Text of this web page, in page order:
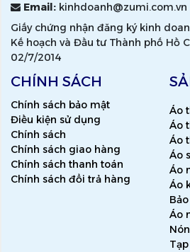
Email: kinhdoanh@zumi.com.vn
Giấy chứng nhận đăng ký kinh
Kế hoạch và Đầu tư Thành phố Hồ
02/7/2014
CHÍNH SÁCH
Chính sách bảo mật
Điều kiện sử dụng
Chính sách
Chính sách giao hàng
Chính sách thanh toán
Chính sách đổi trả hàng
Áo
Áo
Áo
Áo
Áo
Áo
Áo